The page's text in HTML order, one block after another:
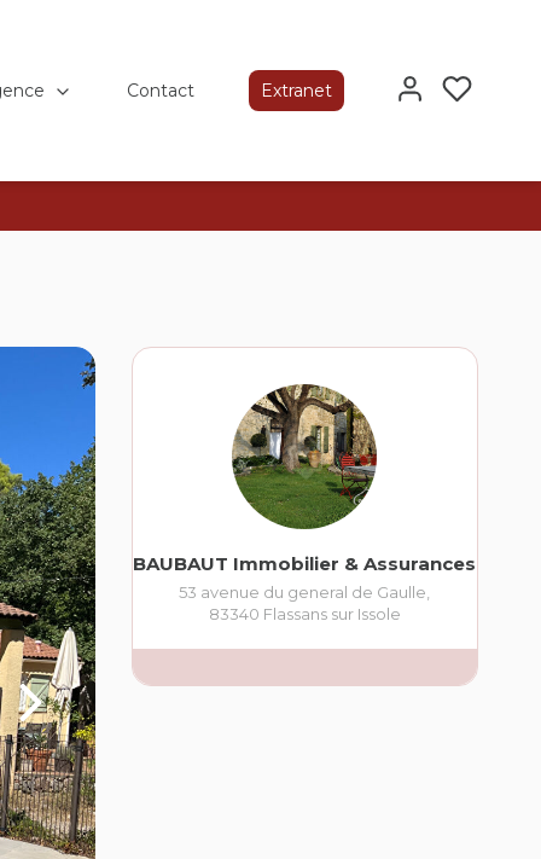
Contact Extranet
BAUBAUT Immobilier & Assurances
53 avenue du general de Gaulle
83340 Flassans sur Issole